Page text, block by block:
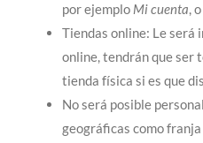
por ejemplo Mi cuenta, o
Tiendas online: Le será
online, tendrán que ser
tienda física si es que
No será posible
geográficas como